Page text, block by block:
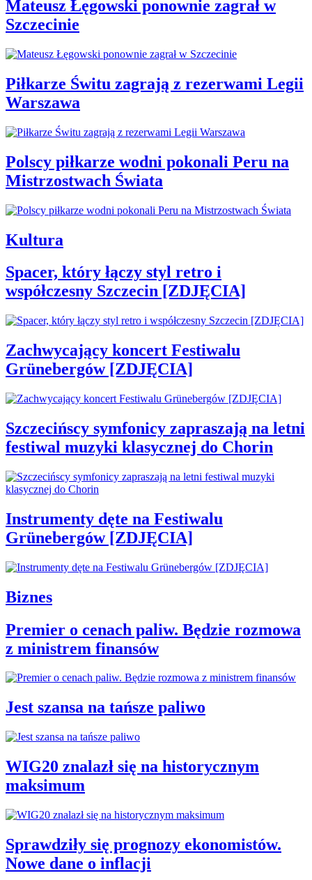
Mateusz Łęgowski ponownie zagrał w
Szczecinie
Piłkarze Świtu zagrają z rezerwami Legii
Warszawa
Polscy piłkarze wodni pokonali Peru na
Mistrzostwach Świata
Kultura
Spacer, który łączy styl retro i
współczesny Szczecin [ZDJĘCIA]
Zachwycający koncert Festiwalu
Grünebergów [ZDJĘCIA]
Szczecińscy symfonicy zapraszają na letni
festiwal muzyki klasycznej do Chorin
Instrumenty dęte na Festiwalu
Grünebergów [ZDJĘCIA]
Biznes
Premier o cenach paliw. Będzie rozmowa
z ministrem finansów
Jest szansa na tańsze paliwo
WIG20 znalazł się na historycznym
maksimum
Sprawdziły się prognozy ekonomistów.
Nowe dane o inflacji